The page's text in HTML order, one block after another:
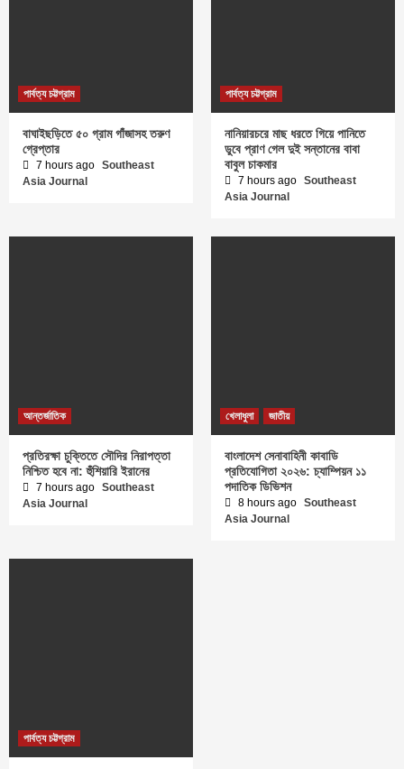
পার্বত্য চট্টগ্রাম
বাঘাইছড়িতে ৫০ গ্রাম গাঁজাসহ তরুণ
গ্রেপ্তার
7 hours ago Southeast
Asia Journal
পার্বত্য চট্টগ্রাম
নানিয়ারচরে মাছ ধরতে গিয়ে পানিতে
ডুবে প্রাণ গেল দুই সন্তানের বাবা
বাবুল চাকমার
7 hours ago Southeast
Asia Journal
আন্তর্জাতিক
প্রতিরক্ষা চুক্তিতে সৌদির নিরাপত্তা
নিশ্চিত হবে না: হুঁশিয়ারি ইরানের
7 hours ago Southeast
Asia Journal
খেলাধুলা জাতীয়
বাংলাদেশ সেনাবাহিনী কাবাডি
প্রতিযোগিতা ২০২৬: চ্যাম্পিয়ন ১১
পদাতিক ডিভিশন
8 hours ago Southeast
Asia Journal
পার্বত্য চট্টগ্রাম